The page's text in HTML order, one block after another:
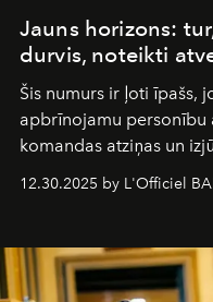
Jauns horizons:
durvis, noteikti
Šis numurs ir ļoti īpašs,
apbrīnojamu personību
komandas atziņas un
Šajā brīdī mums svarīgi
sākums. Ar
L’Officiel Baltic
12.30.2025 by L'Officiel